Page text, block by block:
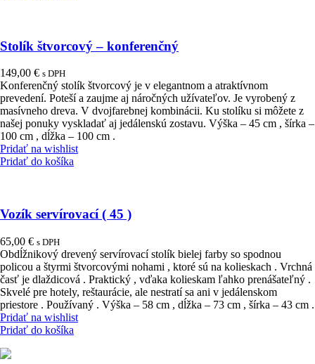
Stolík štvorcový – konferenčný
149,00 € s DPH
Konferenčný stolík štvorcový je v elegantnom a atraktívnom
prevedení. Poteší a zaujme aj náročných užívateľov. Je vyrobený z
masívneho dreva. V dvojfarebnej kombinácii. Ku stolíku si môžete z
našej ponuky vyskladať aj jedálenskú zostavu. Výška – 45 cm , šírka –
100 cm , dĺžka – 100 cm .
Pridať na wishlist
Pridať do košíka
Vozík servírovací ( 45 )
65,00 € s DPH
Obdĺžnikový drevený servírovací stolík bielej farby so spodnou
policou a štyrmi štvorcovými nohami , ktoré sú na kolieskach . Vrchná
časť je dlaždicová . Praktický , vďaka kolieskam ľahko prenášateľný .
Skvelé pre hotely, reštaurácie, ale nestratí sa ani v jedálenskom
priestore . Používaný . Výška – 58 cm , dĺžka – 73 cm , šírka – 43 cm .
Pridať na wishlist
Pridať do košíka